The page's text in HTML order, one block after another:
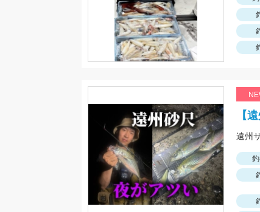
【
遠州